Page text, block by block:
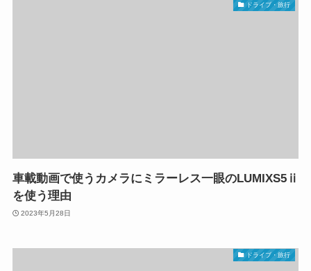
ドライブ・旅行
車載動画で使うカメラにミラーレス一眼のLUMIXS5ⅱ
を使う理由
2023年5月28日
ドライブ・旅行